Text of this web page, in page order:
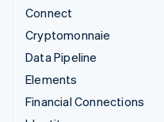
Connect
Cryptomonnaie
Data Pipeline
Elements
Financial Connections